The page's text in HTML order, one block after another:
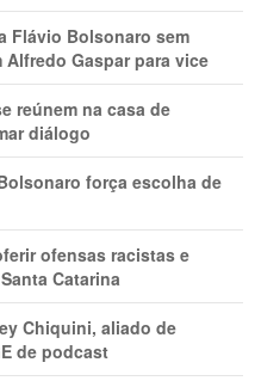
Flávio Bolsonaro sem
Gaspar para vice
reúnem na casa de
diálogo
força escolha de
ofensas racistas e
Catarina
Chiquini, aliado de
de podcast